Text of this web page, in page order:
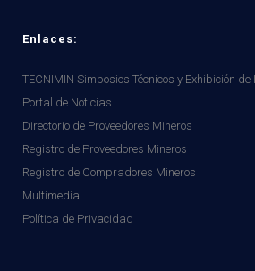
Enlaces:
TECNIMIN Simposios Técnicos y Exhibición de
Portal de Noticias
Directorio de Proveedores Mineros
Registro de Proveedores Mineros
Registro de Compradores Mineros
Multimedia
Política de Privacidad